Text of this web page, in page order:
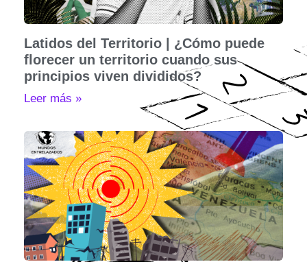
Latidos del Territorio | ¿Cómo puede
florecer un territorio cuando sus
principios viven divididos?
Leer más »